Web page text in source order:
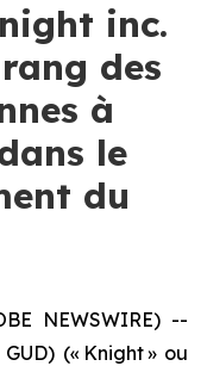
inc.
des
à
le
du
NEWSWIRE) --
(« Knight » ou